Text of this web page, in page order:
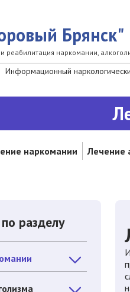
Брянск"
реабилитация наркомании,
Информационный
наркомании Лечение
разделу